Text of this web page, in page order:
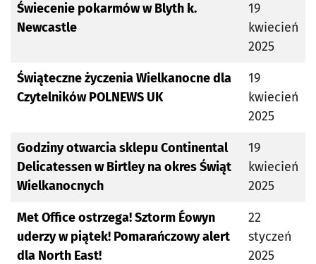
Świecenie pokarmów w Blyth k.
Newcastle
19
kwiecień
2025
Świąteczne życzenia Wielkanocne dla
Czytelników POLNEWS UK
19
kwiecień
2025
Godziny otwarcia sklepu Continental
Delicatessen w Birtley na okres Świąt
Wielkanocnych
19
kwiecień
2025
Met Office ostrzega! Sztorm Éowyn
uderzy w piątek! Pomarańczowy alert
dla North East!
22
styczeń
2025